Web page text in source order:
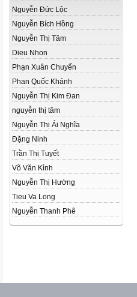
Nguyễn Đức Lộc
Nguyễn Bích Hồng
Nguyễn Thị Tâm
Dieu Nhon
Phạn Xuân Chuyển
Phan Quốc Khánh
Nguyễn Thị Kim Đan
nguyễn thị tâm
Nguyễn Thị Ái Nghĩa
Đặng Ninh
Trần Thị Tuyết
Võ Văn Kỉnh
Nguyễn Thị Hường
Tieu Va Long
Nguyễn Thanh Phê